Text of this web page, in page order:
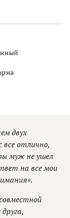
двух
все отлично,
муж не ушел
на все мои